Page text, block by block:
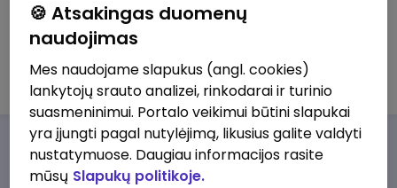
UAB vaistinė "Elisma"
Darbo pasiūlymaiApie musPrivalumai
🍪 Atsakingas duomenų
naudojimas
Mes naudojame slapukus (angl. cookies)
lankytojų srauto analizei, rinkodarai ir turinio
suasmeninimui. Portalo veikimui būtini slapukai
yra įjungti pagal nutylėjimą, likusius galite valdyti
nustatymuose. Daugiau informacijos rasite
mūsų Slapukų politikoje.